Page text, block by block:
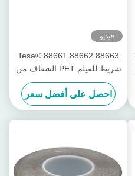
فيديو
Tesa® 88661 88662 88663
شريط للفيلم PET الشفاف من
جانبيين
احصل على أفضل سعر